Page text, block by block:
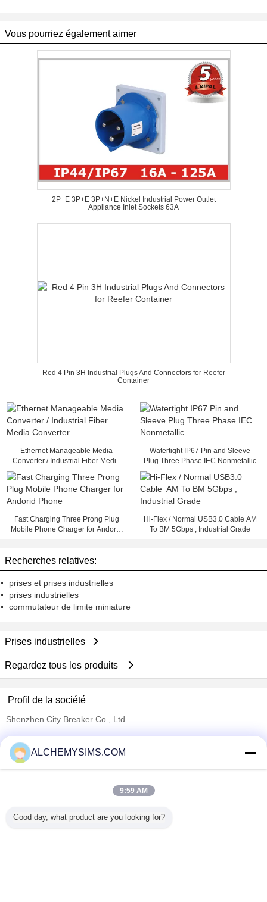
Vous pourriez également aimer
2P+E 3P+E 3P+N+E Nickel Industrial Power Outlet
Appliance Inlet Sockets 63A
Red 4 Pin 3H Industrial Plugs And Connectors for Reefer
Container
Ethernet Manageable Media
Converter / Industrial Fiber Media
Watertight IP67 Pin and Sleeve
Plug Three Phase IEC Nonmetallic
Fast Charging Three Prong Plug
Mobile Phone Charger for Andorid
Hi-Flex / Normal USB3.0 Cable AM
To BM 5Gbps , Industrial Grade
Recherches relatives:
prises et prises industrielles
prises industrielles
commutateur de limite miniature
Prises industrielles
Regardez tous les produits
Profil de la société
Shenzhen City Breaker Co., Ltd.
Trust Seal
Verified Suplier
Tous les produits
ALCHEMYSIMS.COM
9:59 AM
Good day, what product are you looking for?